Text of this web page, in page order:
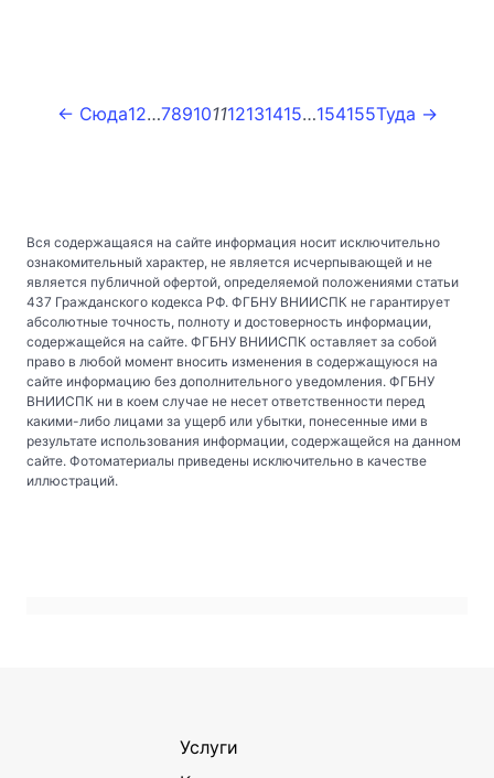
← Сюда12…789101112131415…154155Туда →
Вся содержащаяся на сайте информация носит исключительно
ознакомительный характер, не является исчерпывающей и не
является публичной офертой, определяемой положениями статьи
437 Гражданского кодекса РФ. ФГБНУ ВНИИСПК не гарантирует
абсолютные точность, полноту и достоверность информации,
содержащейся на сайте. ФГБНУ ВНИИСПК оставляет за собой
право в любой момент вносить изменения в содержащуюся на
сайте информацию без дополнительного уведомления. ФГБНУ
ВНИИСПК ни в коем случае не несет ответственности перед
какими-либо лицами за ущерб или убытки, понесенные ими в
результате использования информации, содержащейся на данном
сайте. Фотоматериалы приведены исключительно в качестве
иллюстраций.
Услуги